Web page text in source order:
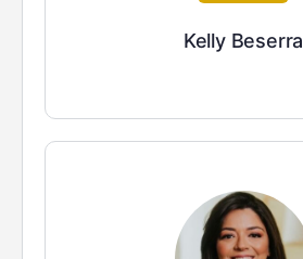
Kelly Beserra